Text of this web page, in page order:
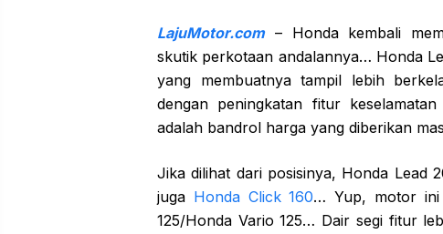
LajuMotor.com– Honda kembali
skutik perkotaan andalannya… Honda
yang membuatnya tampil lebih
dengan peningkatan fitur
adalah bandrol harga yang diberikan
Jika dilihat dari posisinya, Honda Lead
juga Honda Click 160… Yup, motor ini
125/Honda Vario 125… Dair segi fitur